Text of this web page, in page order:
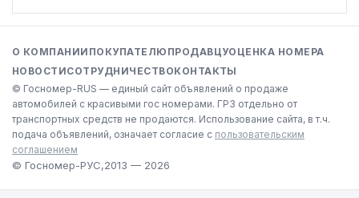
© Госномер-RUS — единый сайт объявлений о продаже
автомобилей с красивыми гос номерами. ГРЗ отдельно от
транспортных средств не продаются. Использование сайта, в т.ч.
подача объявлений, означает согласие с пользовательским
соглашением
О КОМПАНИИ ПОКУПАТЕЛЮ ПРОДАВЦУОЦЕНКА НОМЕРА
НОВОСТИСОТРУДНИЧЕСТВОКОНТАКТЫ
© Госномер-РУС,2013 — 2026